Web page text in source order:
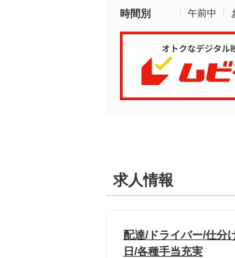
時間別 午前中
求人情報
配達/ドライバー/仕分
日/各種手当充実